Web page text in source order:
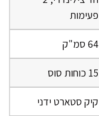
פעימות
64 סמ"ק
15 כוחות סוס
קיק סטארט ידני